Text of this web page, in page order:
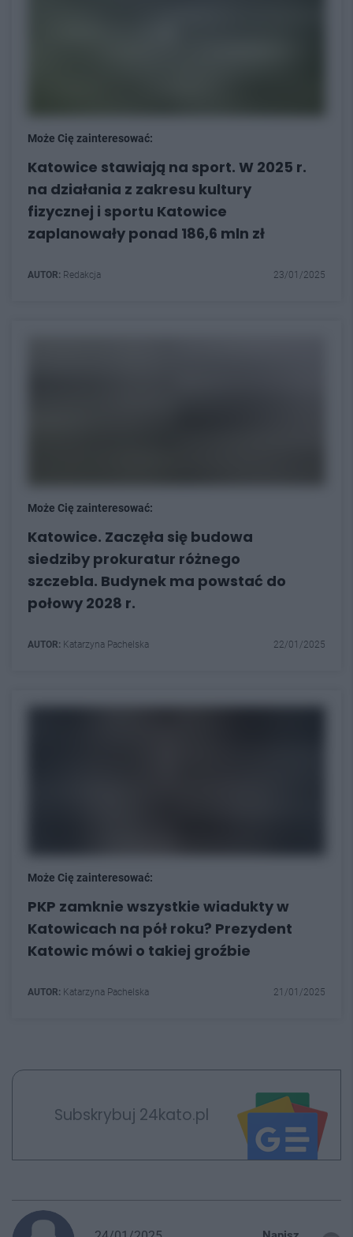
Może Cię zainteresować:
Katowice stawiają na sport. W 2025 r.
na działania z zakresu kultury
fizycznej i sportu Katowice
zaplanowały ponad 186,6 mln zł
AUTOR: Redakcja 23/01/2025
Może Cię zainteresować:
Katowice. Zaczęła się budowa
siedziby prokuratur różnego
szczebla. Budynek ma powstać do
połowy 2028 r.
AUTOR: Katarzyna Pachelska 22/01/2025
Może Cię zainteresować:
PKP zamknie wszystkie wiadukty w
Katowicach na pół roku? Prezydent
Katowic mówi o takiej groźbie
AUTOR: Katarzyna Pachelska 21/01/2025
Subskrybuj 24kato.pl